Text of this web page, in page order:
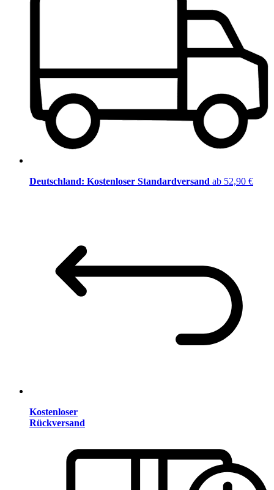
Deutschland: Kostenloser Standardversand ab 52,90 €
Kostenloser
Rückversand